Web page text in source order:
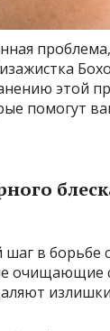
этой
помогут
в борьбе
очищающие
излишки